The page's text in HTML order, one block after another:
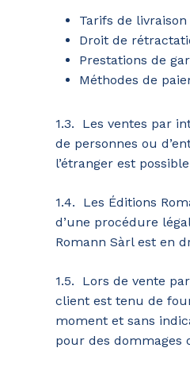
Tarifs de
Droit de
Prestations de
Méthodes de
1.3. Les ventes par
de personnes ou
l’étranger est
1.4. Les Éditions
d’une procédure
Romann Sàrl est en
1.5. Lors de vente
client est tenu de
moment et sans
pour des dommages